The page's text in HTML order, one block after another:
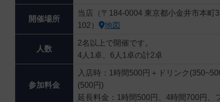
開催場所
当店（〒184-0004 東京都小金井市本町
102）
地図
人数
2名以上で開催です。
4人1卓、6人1卓の計2卓
参加料金
入店時：1時間500円＋ドリンク
(500円)
延長料金：1時間500円、4時間700円、